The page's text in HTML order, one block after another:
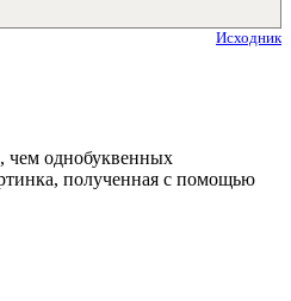
Исходник
чем однобуквенных
полученная с помощью